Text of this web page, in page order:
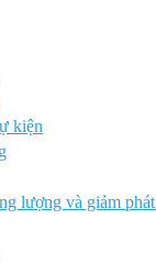
kiện
lượng và giảm